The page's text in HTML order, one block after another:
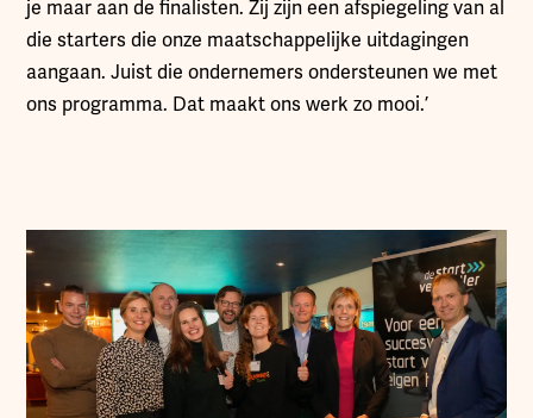
je maar aan de finalisten. Zij zijn een afspiegeling van al
die starters die onze maatschappelijke uitdagingen
aangaan. Juist die ondernemers ondersteunen we met
ons programma. Dat maakt ons werk zo mooi.’